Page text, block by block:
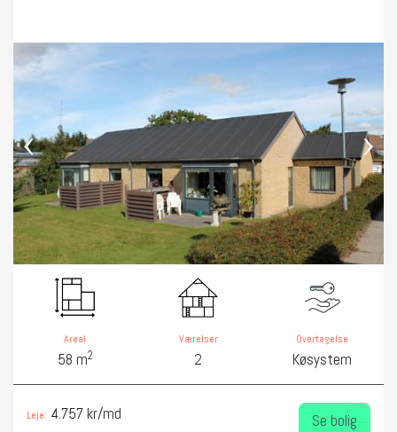
‹ ›
Areal
58 m2
Værelser
2
Overtagelse
Køsystem
Leje: 4.757 kr/md Se bolig